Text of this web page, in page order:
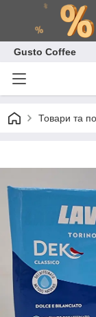
Gusto Coffee
Товари та